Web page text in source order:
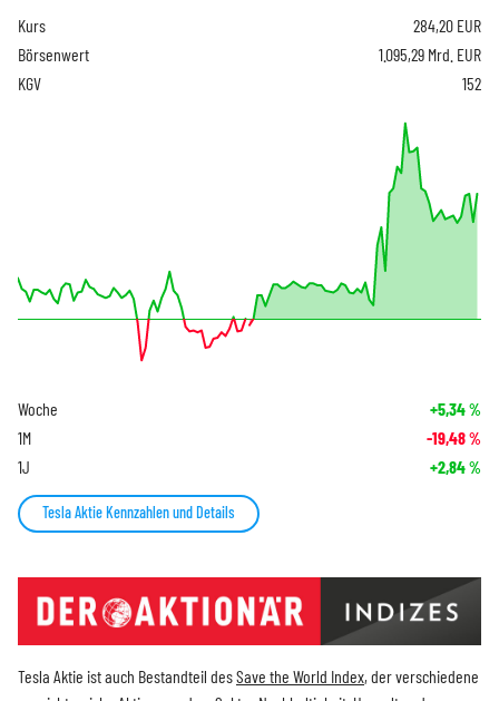
Kurs 284,20 EUR
Börsenwert
1.095,29 Mrd. EUR
KGV
152
Woche +5,34%
1M -19,48%
1J +2,84%
Tesla Aktie Kennzahlen und Details
Tesla Aktie ist auch Bestandteil desSave the World Index, der verschiedene